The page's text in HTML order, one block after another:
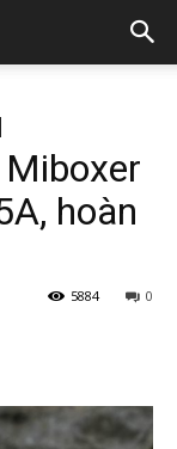
hoàn
0
5884